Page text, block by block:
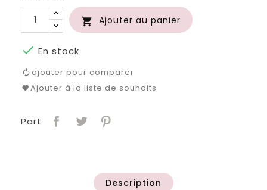
 Ajouter au panier
 En stock
ajouter pour comparer
Ajouter à la liste de souhaits
Part
Description